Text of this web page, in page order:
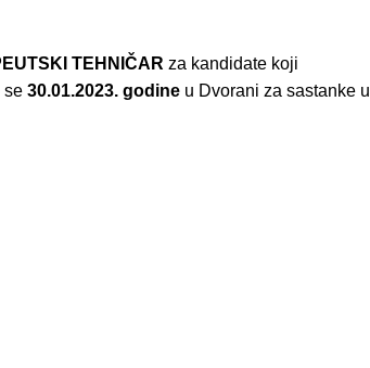
TEHNIČAR za kandidate koji
se30.01.2023. godine u Dvorani za sastanke u